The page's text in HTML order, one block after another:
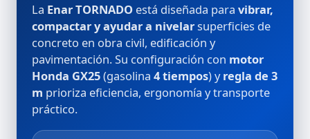
La Enar TORNADO está diseñada para vibrar,
compactar y ayudar a nivelarsuperficies de
concreto en obra civil, edificación y
pavimentación. Su configuración con motor
Honda GX25(gasolina 4 tiempos) yregla de 3
m prioriza eficiencia, ergonomía y transporte
práctico.